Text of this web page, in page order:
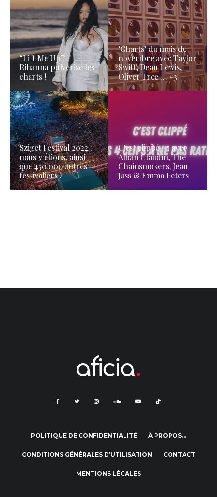
“Lift Me Up” :
Rihanna pulvérise les
charts !
‘Charts’ du mois de
novembre avec Taylor
Swift, Dean Lewis,
Oliver Tree … #3
Sziget Festival 2022 :
nous y étions, ainsi
que 450.000 autres
festivaliers !
C’est clippé #5 avec
Alban Claudin, The
Chainsmokers, Jean
Jass & Emma Peters
POLITIQUE DE CONFIDENTIALITÉ À PROPOS…
CONDITIONS GÉNÉRALES D’UTILISATION CONTACT
MENTIONS LÉGALES